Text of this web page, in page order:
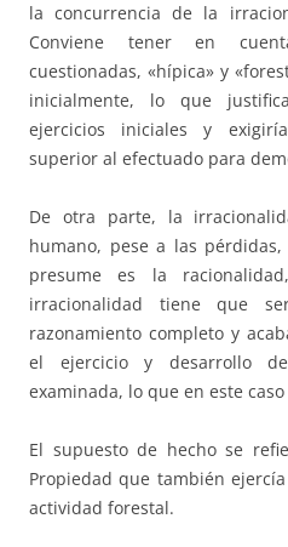
la concurrencia de la
Conviene tener en
cuestionadas, «hípica» y
inicialmente, lo que
ejercicios iniciales y
superior al efectuado para
De otra parte, la
humano, pese a las
presume es la
irracionalidad tiene que
razonamiento completo y
el ejercicio y desarrollo
examinada, lo que en este
El supuesto de hecho se
Propiedad que también
actividad forestal.